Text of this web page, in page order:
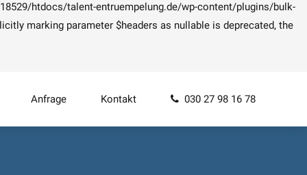
htdocs/talent-entruempelung.de/wp-content/plugins/bulk-
marking parameter $headers as nullable is deprecated, the
030 27 98 16 78
Anfrage Kontakt